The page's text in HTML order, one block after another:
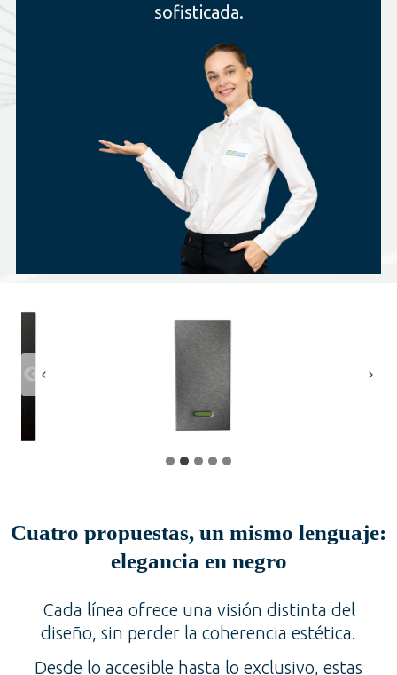
sofisticada.
Cuatro propuestas, un mismo lenguaje:
elegancia en negro
Cada línea ofrece una visión distinta del
diseño, sin perder la coherencia estética.
Desde lo accesible hasta lo exclusivo, estas